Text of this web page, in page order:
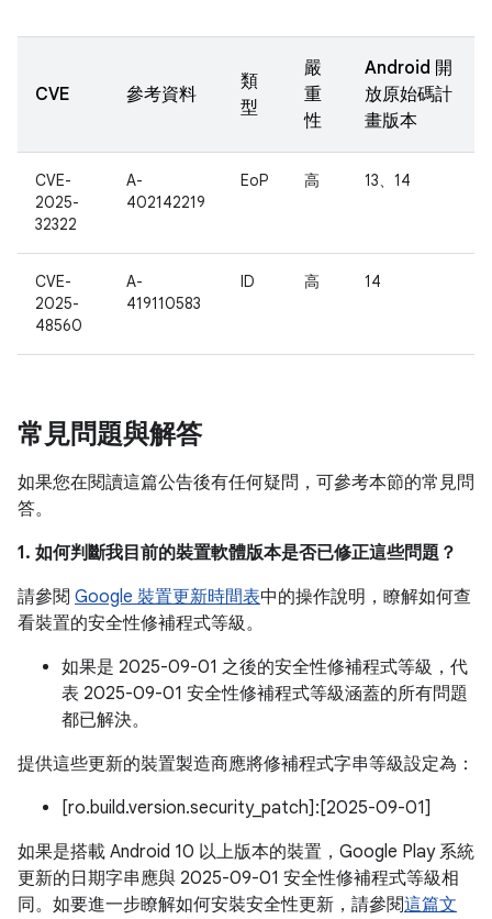
CVE 參考資料
類
型
嚴
重
性
Android 開
放原始碼計
畫版本
CVE-
2025-
32322
A-
402142219
EoP 高 13、14
CVE-
2025-
48560
A-
419110583
ID 高 14
常見問題與解答
如果您在閱讀這篇公告後有任何疑問，可參考本節的常見問
答。
1. 如何判斷我目前的裝置軟體版本是否已修正這些問題？
請參閱 Google 裝置更新時間表中的操作說明，瞭解如何查
看裝置的安全性修補程式等級。
如果是 2025-09-01 之後的安全性修補程式等級，代
表 2025-09-01 安全性修補程式等級涵蓋的所有問題
都已解決。
提供這些更新的裝置製造商應將修補程式字串等級設定為：
[ro.build.version.security_patch]:[2025-09-01]
如果是搭載 Android 10 以上版本的裝置，Google Play 系統
更新的日期字串應與 2025-09-01 安全性修補程式等級相
同。如要進一步瞭解如何安裝安全性更新，請參閱這篇文